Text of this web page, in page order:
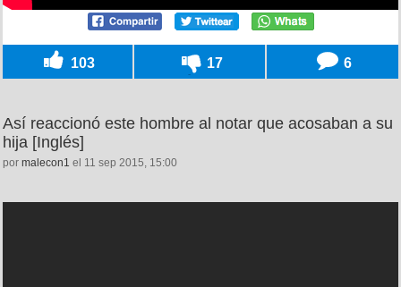
103 17 6
Así reaccionó este hombre al notar que acosaban a su
hija [Inglés]
por malecon1 el 11 sep 2015, 15:00